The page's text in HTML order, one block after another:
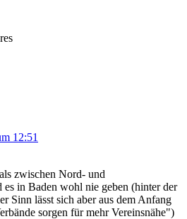
12:51
zwischen Nord- und
in Baden wohl nie geben (hinter der
Sinn lässt sich aber aus dem Anfang
sorgen für mehr Vereinsnähe")